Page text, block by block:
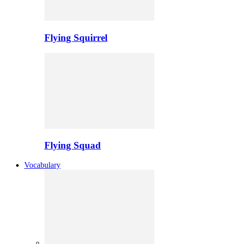
Flying Squirrel
Flying Squad
Vocabulary